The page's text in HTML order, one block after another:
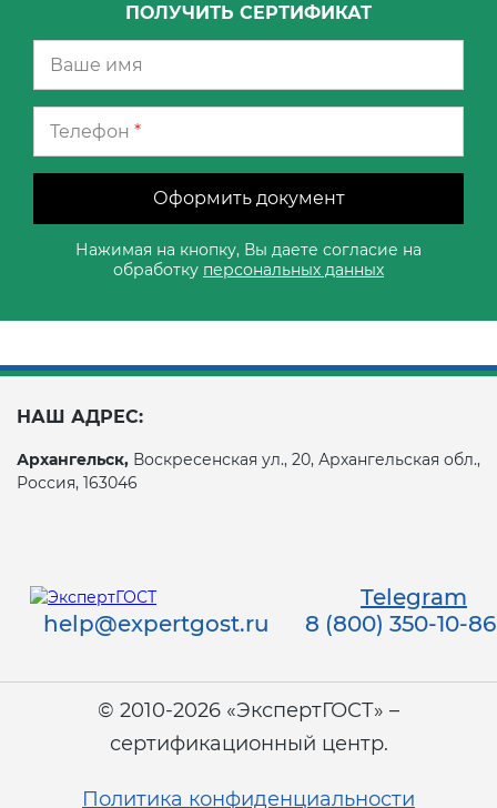
ПОЛУЧИТЬ СЕРТИФИКАТ
Телефон *
Оформить документ
Нажимая на кнопку, Вы даете согласие на
обработку персональных данных
НАШ АДРЕС:
Архангельск, Воскресенская ул., 20, Архангельская обл.,
Россия, 163046
Telegram
help@expertgost.ru
8 (800) 350-10-86
© 2010-2026 «ЭкспертГОСТ» –
сертификационный центр.
Политика конфиденциальности